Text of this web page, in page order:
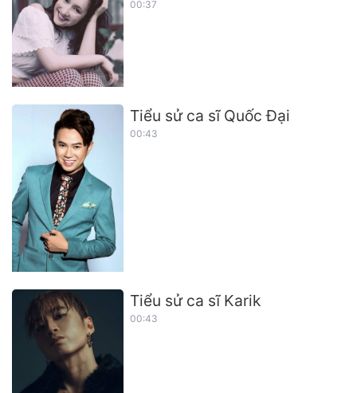
00:37
Tiểu sử ca sĩ Quốc Đại
00:43
Tiểu sử ca sĩ Karik
00:43